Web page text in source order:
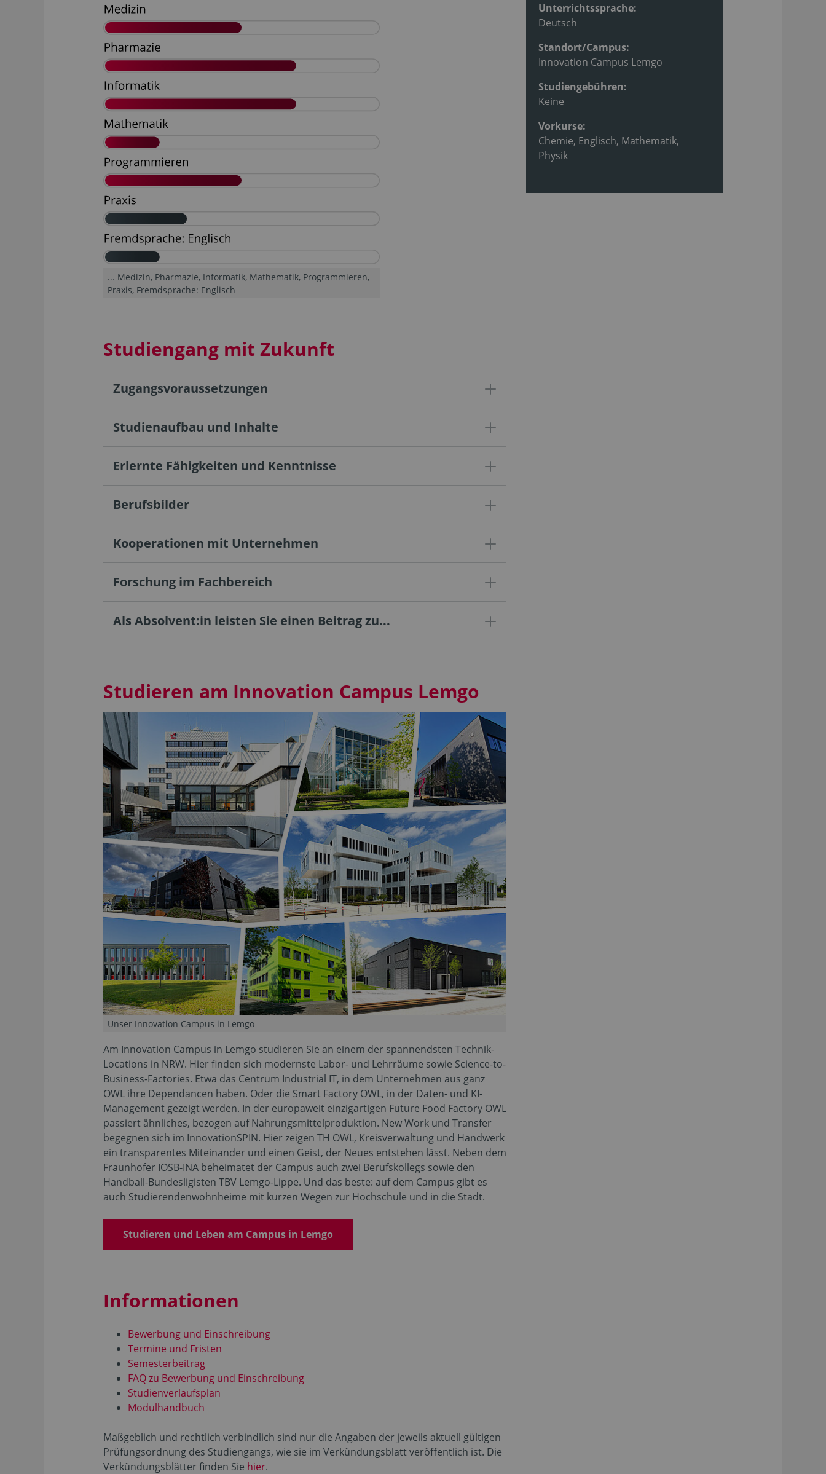
... Medizin, Pharmazie, Informatik, Mathematik, Programmieren,
Praxis, Fremdsprache: Englisch
Studiengang mit Zukunft
Zugangsvoraussetzungen
Studienaufbau und Inhalte
Erlernte Fähigkeiten und Kenntnisse
Berufsbilder
Kooperationen mit Unternehmen
Forschung im Fachbereich
Als Absolvent:in leisten Sie einen Beitrag zu...
Studieren am Innovation Campus Lemgo
Unser Innovation Campus in Lemgo
Am Innovation Campus in Lemgo studieren Sie an einem der spannendsten Technik-
Locations in NRW. Hier finden sich modernste Labor- und Lehrräume sowie Science-to-
Business-Factories. Etwa das Centrum Industrial IT, in dem Unternehmen aus ganz
OWL ihre Dependancen haben. Oder die Smart Factory OWL, in der Daten- und KI-
Management gezeigt werden. In der europaweit einzigartigen Future Food Factory OWL
passiert ähnliches, bezogen auf Nahrungsmittelproduktion. New Work und Transfer
begegnen sich im InnovationSPIN. Hier zeigen TH OWL, Kreisverwaltung und Handwerk
ein transparentes Miteinander und einen Geist, der Neues entstehen lässt. Neben dem
Fraunhofer IOSB-INA beheimatet der Campus auch zwei Berufskollegs sowie den
Handball-Bundesligisten TBV Lemgo-Lippe. Und das beste: auf dem Campus gibt es
auch Studierendenwohnheime mit kurzen Wegen zur Hochschule und in die Stadt.
Studieren und Leben am Campus in Lemgo
Informationen
Bewerbung und Einschreibung
Termine und Fristen
Semesterbeitrag
FAQ zu Bewerbung und Einschreibung
Studienverlaufsplan
Modulhandbuch
Maßgeblich und rechtlich verbindlich sind nur die Angaben der jeweils aktuell gültigen
Prüfungsordnung des Studiengangs, wie sie im Verkündungsblatt veröffentlich ist. Die
Verkündungsblätter finden Sie hier.
Unterrichtssprache:
Deutsch
Standort/Campus:
Innovation Campus Lemgo
Studiengebühren:
Keine
Vorkurse:
Chemie, Englisch, Mathematik,
Physik